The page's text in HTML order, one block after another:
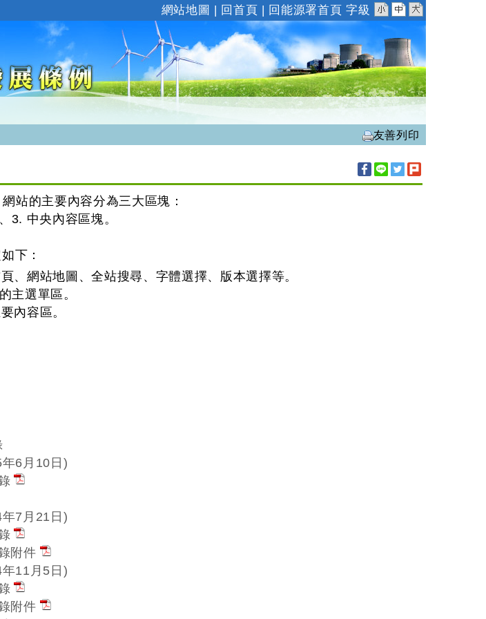
:::
網站地圖 | 回首頁 | 回能源署首頁 字級
友善列印
站的主要內容分為三大區塊：
3. 中央內容區塊。
下：
、網站地圖、全站搜尋、字體選擇、版本選擇等。
主選單區。
內容區。
6月10日)
7月21日)
附件
11月5日)
附件